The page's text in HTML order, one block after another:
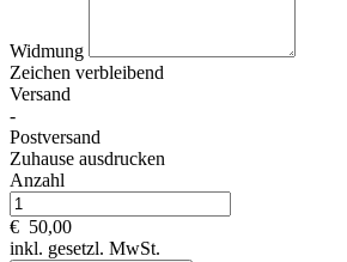
Widmung
Zeichen verbleibend
Versand
-
Postversand
Zuhause ausdrucken
Anzahl
€ 50,00
inkl. gesetzl. MwSt.